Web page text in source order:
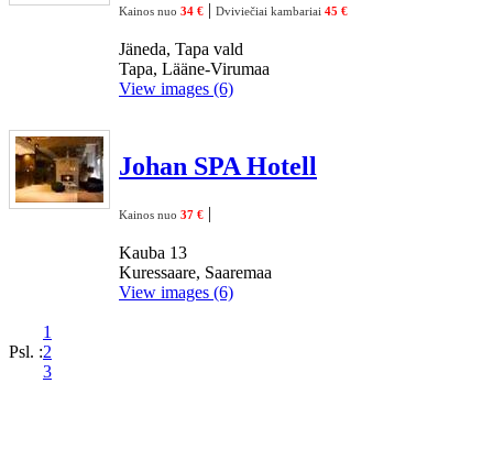
Kainos nuo 34 € | Dviviečiai kambariai 45 €
Jäneda, Tapa vald
Tapa, Lääne-Virumaa
View images (6)
Johan SPA Hotell
Kainos nuo 37 € |
Kauba 13
Kuressaare, Saaremaa
View images (6)
Psl. :
1
2
3